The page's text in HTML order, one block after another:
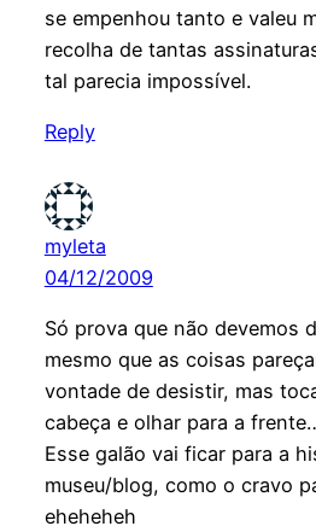
se empenhou tanto e valeu
recolha de tantas
tal parecia impossível.
Reply
myleta
04/12/2009
Só prova que não devemos
mesmo que as coisas
vontade de desistir, mas
cabeça e olhar para a
Esse galão vai ficar para a
museu/blog, como o cravo
eheheheh